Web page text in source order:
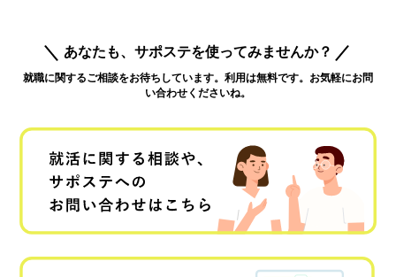
あなたも、サポステを使ってみませんか？
就職に関するご相談をお待ちしています。利用は無料です。お気軽にお問
い合わせくださいね。